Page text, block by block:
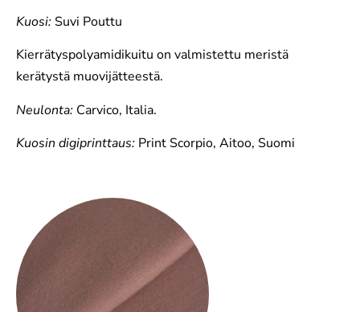
Kuosi: Suvi Pouttu
Kierrätyspolyamidikuitu on valmistettu meristä
kerätystä muovijätteestä.
Neulonta: Carvico, Italia.
Kuosin digiprinttaus: Print Scorpio, Aitoo, Suomi